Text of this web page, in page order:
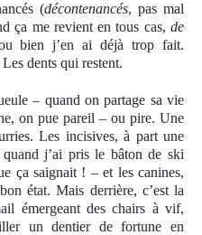
(décontenancés, pas mal
ça me revient en tous cas, de
bien j’en ai déjà trop fait.
dents qui restent.
– quand on partage sa vie
on pue pareil – ou pire. Une
Les incisives, à part une
quand j’ai pris le bâton de ski
ça saignait ! – et les canines,
état. Mais derrière, c’est la
émergeant des chairs à vif,
un dentier de fortune en